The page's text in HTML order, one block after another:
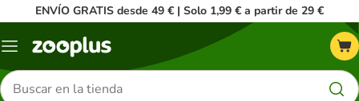
ENVÍO GRATIS desde 49 € | Solo 1,99 € a partir de 29 €
Menú
Buscar
productos